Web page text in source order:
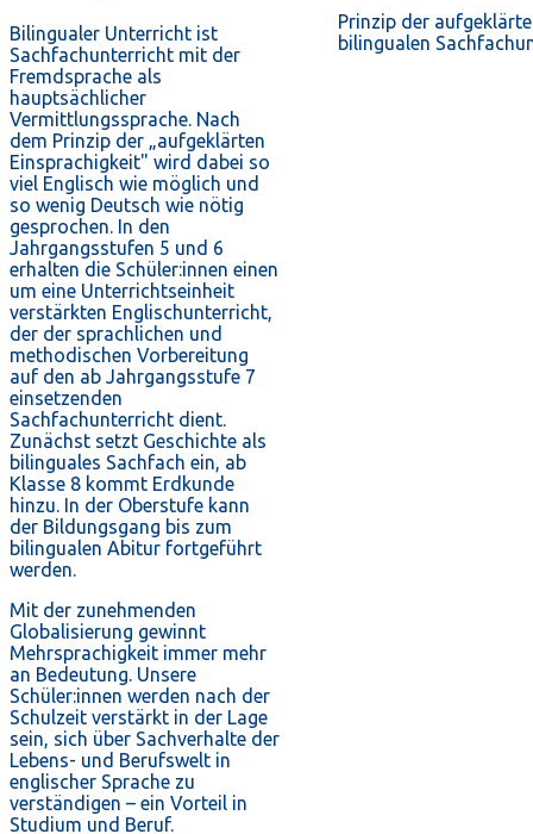
Bilingualer Unterricht ist
Sachfachunterricht mit der
Fremdsprache als
hauptsächlicher
Vermittlungssprache. Nach
dem Prinzip der „aufgeklärten
Einsprachigkeit" wird dabei so
viel Englisch wie möglich und
so wenig Deutsch wie nötig
gesprochen. In den
Jahrgangsstufen 5 und 6
erhalten die Schüler:innen einen
um eine Unterrichtseinheit
verstärkten Englischunterricht,
der der sprachlichen und
methodischen Vorbereitung
auf den ab Jahrgangsstufe 7
einsetzenden
Sachfachunterricht dient.
Zunächst setzt Geschichte als
bilinguales Sachfach ein, ab
Klasse 8 kommt Erdkunde
hinzu. In der Oberstufe kann
der Bildungsgang bis zum
bilingualen Abitur fortgeführt
werden.
Mit der zunehmenden
Globalisierung gewinnt
Mehrsprachigkeit immer mehr
an Bedeutung. Unsere
Schüler:innen werden nach der
Schulzeit verstärkt in der Lage
sein, sich über Sachverhalte der
Lebens- und Berufswelt in
englischer Sprache zu
verständigen – ein Vorteil in
Studium und Beruf.
Prinzip der
bilingualen